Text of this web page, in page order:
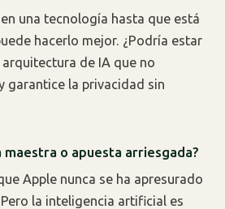
una tecnología hasta que está
hacerlo mejor. ¿Podría estar
de IA que no
garantice la privacidad sin
maestra o apuesta arriesgada?
Apple nunca se ha apresurado
la inteligencia artificial es